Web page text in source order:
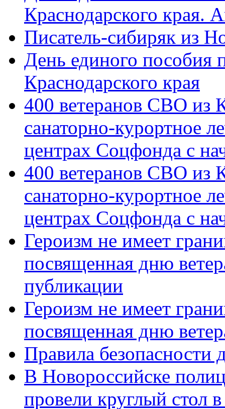
Краснодарского края.
Писатель-сибиряк из
День единого пособия
Краснодарского края
400 ветеранов СВО из
санаторно-курортное
центрах Соцфонда с
400 ветеранов СВО из
санаторно-курортное
центрах Соцфонда с
Героизм не имеет
посвященная дню
публикации
Героизм не имеет
посвященная дню
Правила безопасности
В Новороссийске
провели круглый стол